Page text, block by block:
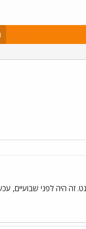
כי לא ראיתי את פרק 7 . אז השלמתי באינטרנט.